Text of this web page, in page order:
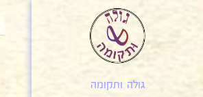
גולה ותקומה